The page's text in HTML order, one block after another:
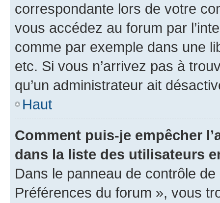
correspondante lors de votre
vous accédez au forum par
comme par exemple dans une
etc. Si vous n’arrivez pas à
qu’un administrateur ait
Haut
Comment puis-je empêcher
dans la liste des utilisateurs
Dans le panneau de contrôle
Préférences du forum », vous